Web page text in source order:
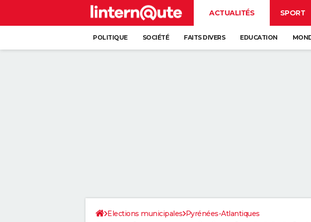
ACTUALITÉS SPORT
POLITIQUE SOCIÉTÉ FAITS DIVERS EDUCATION
Elections municipales Pyrénées-Atlantiques